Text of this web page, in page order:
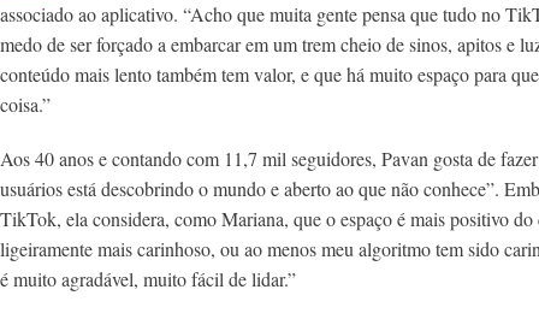
associado ao aplicativo. “Acho que muita gente pensa que tudo no
medo de ser forçado a embarcar em um trem cheio de sinos, apitos e
conteúdo mais lento também tem valor, e que há muito espaço para
coisa.”
Aos 40 anos e contando com 11,7 mil seguidores, Pavan gosta de
usuários está descobrindo o mundo e aberto ao que não conhece”.
TikTok, ela considera, como Mariana, que o espaço é mais positivo
ligeiramente mais carinhoso, ou ao menos meu algoritmo tem sido
é muito agradável, muito fácil de lidar.”